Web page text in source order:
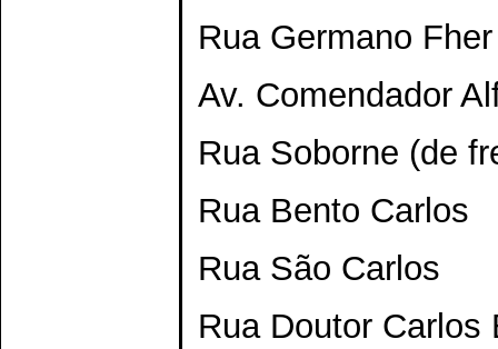
Rua Germano
Av. Comendador
Rua Soborne (de
Rua Bento Carlos
Rua São Carlos
Rua Doutor Carlos